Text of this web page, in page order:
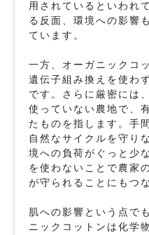
用されているといわれ
る反面、環境への影響
ています。
一方、オーガニックコ
遺伝子組み換えを使わ
です。さらに厳密には、
使っていない農地で、
たものを指します。手
自然なサイクルを守り
境への負荷がぐっと少
を使わないことで農家
が守られることにもつ
肌への影響という点で
ニックコットンは化学